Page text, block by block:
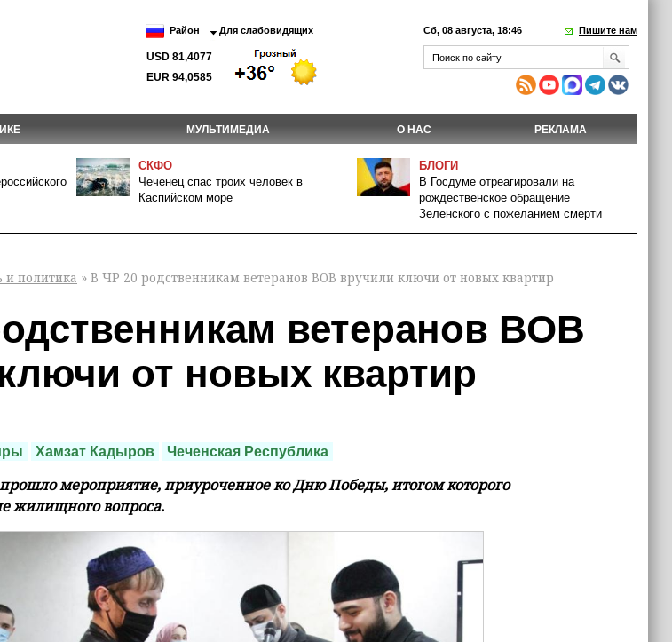
Район Для слабовидящих
USD 81,4077
EUR 94,0585
Сб, 08 августа, 18:46 Пишите нам
МУЛЬТИМЕДИА О НАС РЕКЛАМА
СКФО
Чеченец спас троих человек в
Каспийском море
БЛОГИ
В Госдуме отреагировали на
рождественское обращение
Зеленского с пожеланием смерти
и политика » В ЧР 20 родственникам ветеранов ВОВ вручили ключи от новых квартир
ветеранов ВОВ
от новых квартир
Хамзат Кадыров Чеченская Республика
мероприятие, приуроченное ко Дню Победы, итогом которого
жилищного вопроса.